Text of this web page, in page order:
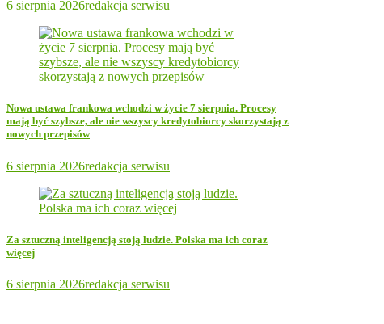
6 sierpnia 2026redakcja serwisu
Nowa ustawa frankowa wchodzi w życie 7 sierpnia. Procesy
mają być szybsze, ale nie wszyscy kredytobiorcy skorzystają z
nowych przepisów
6 sierpnia 2026redakcja serwisu
Za sztuczną inteligencją stoją ludzie. Polska ma ich coraz
więcej
6 sierpnia 2026redakcja serwisu